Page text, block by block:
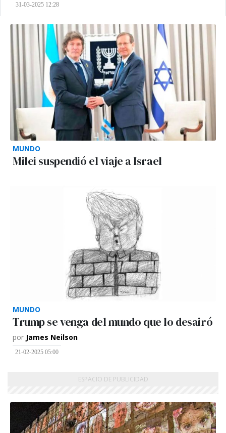
31-03-2025 12:28
MUNDO
Milei suspendió el viaje a Israel
MUNDO
Trump se venga del mundo que lo desairó
por James Neilson
21-02-2025 05:00